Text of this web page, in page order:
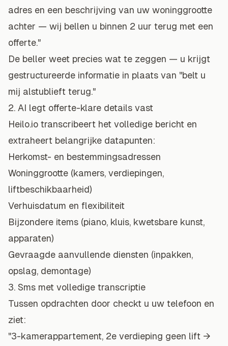
adres en een beschrijving van uw woninggrootte
achter — wij bellen u binnen 2 uur terug met een
offerte."
De beller weet precies wat te zeggen — u krijgt
gestructureerde informatie in plaats van "belt u
mij alstublieft terug."
2. AI legt offerte-klare details vast
Heilo.io transcribeert het volledige bericht en
extraheert belangrijke datapunten:
Herkomst- en bestemmingsadressen
Woninggrootte (kamers, verdiepingen,
liftbeschikbaarheid)
Verhuisdatum en flexibiliteit
Bijzondere items (piano, kluis, kwetsbare kunst,
apparaten)
Gevraagde aanvullende diensten (inpakken,
opslag, demontage)
3. Sms met volledige transcriptie
Tussen opdrachten door checkt u uw telefoon en
ziet:
"3-kamerappartement, 2e verdieping geen lift →